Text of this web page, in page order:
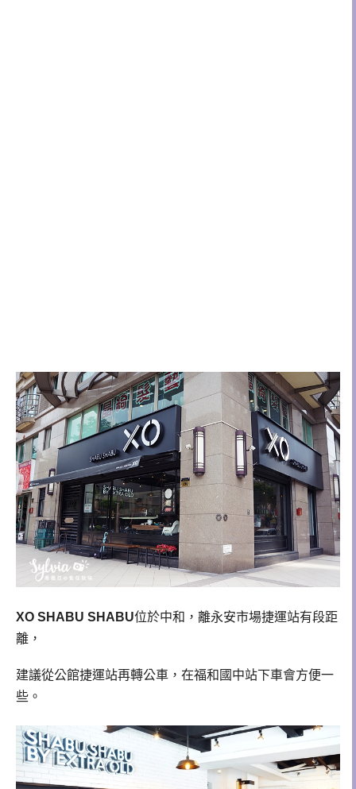
XO SHABU SHABU位於中和，離永安市場捷運站有段距
離，
建議從公館捷運站再轉公車，在福和國中站下車會方便一
些。